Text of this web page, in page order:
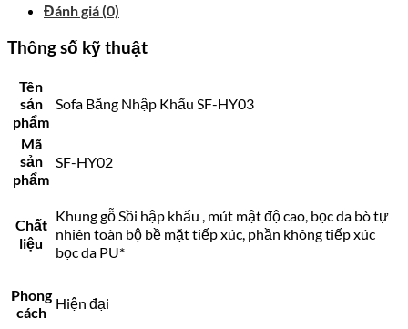
Đánh giá (0)
Thông số kỹ thuật
Tên
sản
phẩm
Sofa Băng Nhập Khẩu SF-HY03
Mã
sản
phẩm
SF-HY02
Chất
liệu
Khung gỗ Sồi hập khẩu , mút mật độ cao, bọc da bò tự
nhiên toàn bộ bề mặt tiếp xúc, phần không tiếp xúc
bọc da PU*
Phong
cách
Hiện đại